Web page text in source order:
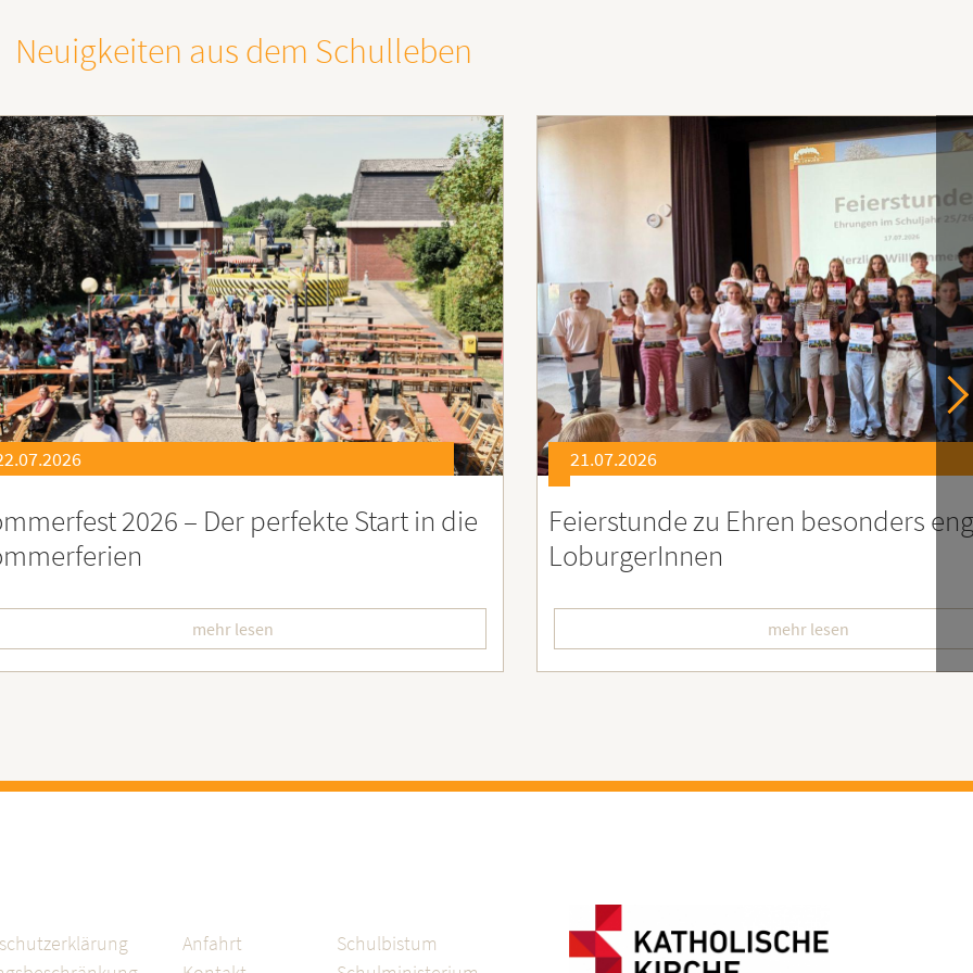
Neuigkeiten aus dem Schulleben
21.07.2026
zu Ehren besonders engagierter
mehr lesen
21.07.2026
Soziales Engagement für
Ruanda – Wir sind dabei!
mehr lesen
Anfahrt
Schulbistum